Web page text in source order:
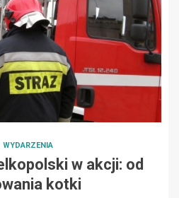
WYDARZENIA
w akcji: od
kotki